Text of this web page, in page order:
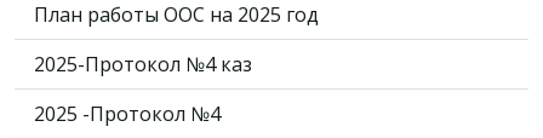
План работы ООС на 2025 год
2025-Протокол №4 каз
2025 -Протокол №4